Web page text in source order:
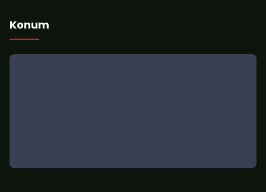
Konum